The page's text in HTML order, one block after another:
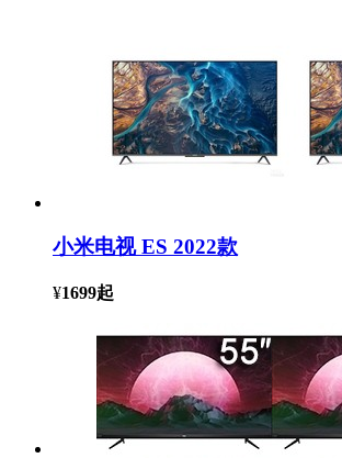
小米电视 ES 2022款
¥1699起